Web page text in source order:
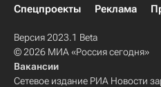
Спецпроекты
Реклама
Версия 2023.1 Beta
© 2026 МИА «Россия сегодня»
Вакансии
Сетевое издание РИА Новости